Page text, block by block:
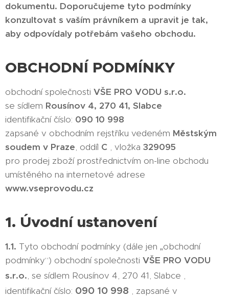
dokumentu. Doporučujeme tyto podmínky
konzultovat s vaším právníkem a upravit je tak,
aby odpovídaly potřebám vašeho obchodu.
OBCHODNÍ PODMÍNKY
obchodní společnosti VŠE PRO VODU s.r.o.
se sídlem Rousínov 4, 270 41, Slabce
identifikační číslo: 090 10 998
zapsané v obchodním rejstříku vedeném Městským
soudem v Praze, oddíl C , vložka 329095
pro prodej zboží prostřednictvím on-line obchodu
umístěného na internetové adrese
www.vseprovodu.cz
1. Úvodní ustanovení
1.1. Tyto obchodní podmínky (dále jen „obchodní
podmínky“) obchodní společnosti VŠE PRO VODU
s.r.o., se sídlem Rousínov 4, 270 41, Slabce ,
identifikační číslo: 090 10 998 , zapsané v